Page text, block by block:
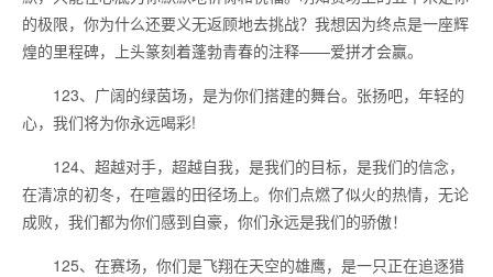
的极限，你为什么还要义无返顾地去挑战？我想因为终点是一座辉
煌的里程碑，上头篆刻着蓬勃青春的注释——爱拼才会赢。
123、广阔的绿茵场，是为你们搭建的舞台。张扬吧，年轻的
心，我们将为你永远喝彩!
124、超越对手，超越自我，是我们的目标，是我们的信念，
在清凉的初冬，在喧嚣的田径场上。你们点燃了似火的热情，无论
成败，我们都为你们感到自豪，你们永远是我们的骄傲！
125、在赛场，你们是飞翔在天空的雄鹰，是一只正在追逐猎